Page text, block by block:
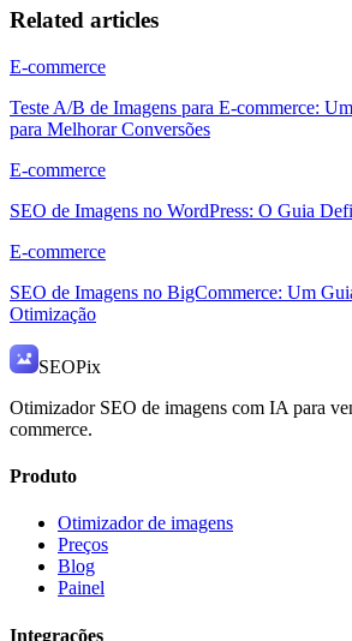
Related articles
E-commerce
Teste A/B de Imagens para E-commerce:
para Melhorar Conversões
E-commerce
SEO de Imagens no WordPress: O Guia
E-commerce
SEO de Imagens no BigCommerce: Um
Otimização
SEOPix
Otimizador SEO de imagens com IA para
commerce.
Produto
Otimizador de imagens
Preços
Blog
Painel
Integrações